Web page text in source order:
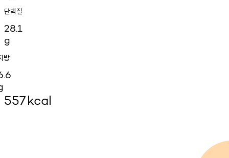
단백질
28.1
g
방
557kcal